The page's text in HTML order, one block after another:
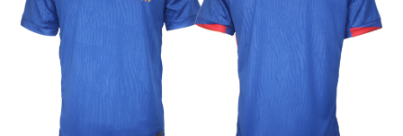
Kontakta oss
Mitt konto
Storleksguiden